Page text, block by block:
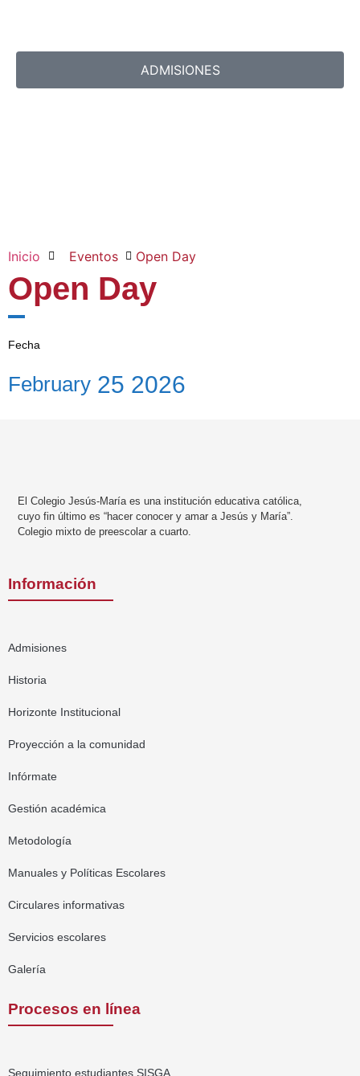
ADMISIONES
Inicio Eventos Open Day
Open Day
Fecha
February 25 2026
El Colegio Jesús-María es una institución educativa católica,
cuyo fin último es “hacer conocer y amar a Jesús y María”.
Colegio mixto de preescolar a cuarto.
Información
Admisiones
Historia
Horizonte Institucional
Proyección a la comunidad
Infórmate
Gestión académica
Metodología
Manuales y Políticas Escolares
Circulares informativas
Servicios escolares
Galería
Procesos en línea
Seguimiento estudiantes SISGA